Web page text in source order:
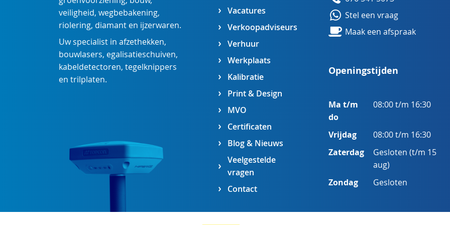
veiligheid, wegbebakening,
riolering, diamant en ijzerwaren.
Uw specialist in afzethekken,
bouwlasers, egalisatieschuiven,
kabeldetectoren, tegelknippers
en trilplaten.
Vacatures
Verkoopadviseurs
Verhuur
Werkplaats
Kalibratie
Print & Design
MVO
Certificaten
Blog & Nieuws
Veelgestelde
vragen
Contact
Stel een vraag
Maak een afspraak
Openingstijden
Ma t/m
do
08:00 t/m 16:30
Vrijdag 08:00 t/m 16:30
Zaterdag
Gesloten (t/m 15
aug)
Zondag Gesloten